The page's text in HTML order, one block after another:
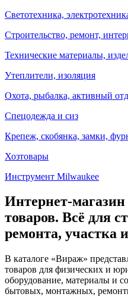
Светотехника,
Строительство, ремонт,
Технические материалы,
Утеплители, изоляция
Охота, рыбалка, активный
Спецодежда и сиз
Крепеж, скобянка, замки,
Хозтовары
Инструмент Milwaukee
Интернет-
товаров. Всё для
ремонта, участка
В каталоге «Вираж»
товаров для физических и
оборудование, материалы и
бытовых, монтажных,